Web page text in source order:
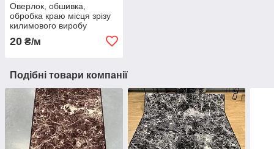
Оверлок, обшивка,
обробка краю місця зрізу
килимового виробу
20 ₴/м
Подібні товари компанії